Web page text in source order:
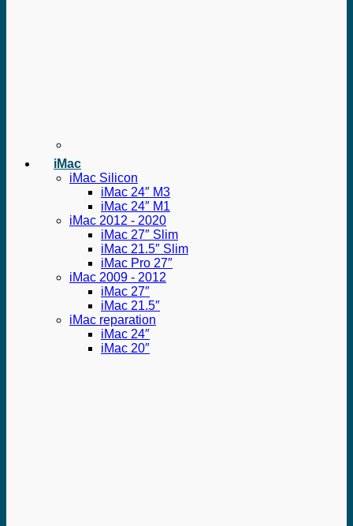
iMac
iMac Silicon
iMac 24″ M3
iMac 24″ M1
iMac 2012 - 2020
iMac 27″ Slim
iMac 21.5″ Slim
iMac Pro 27″
iMac 2009 - 2012
iMac 27″
iMac 21.5″
iMac reparation
iMac 24″
iMac 20″